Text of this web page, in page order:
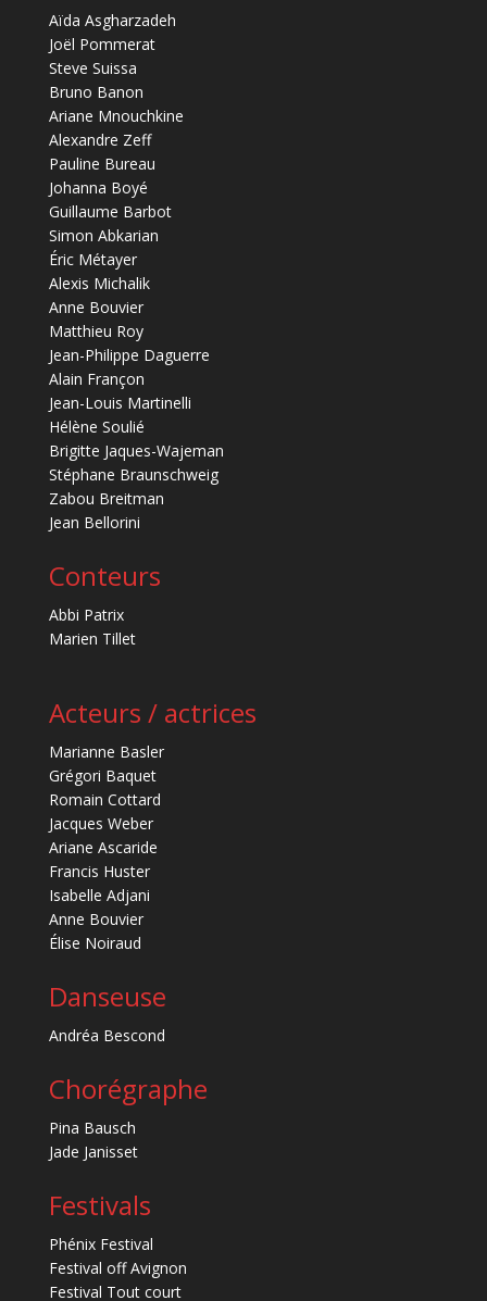
Aïda Asgharzadeh
Joël Pommerat
Steve Suissa
Bruno Banon
Ariane Mnouchkine
Alexandre Zeff
Pauline Bureau
Johanna Boyé
Guillaume Barbot
Simon Abkarian
Éric Métayer
Alexis Michalik
Anne Bouvier
Matthieu Roy
Jean-Philippe Daguerre
Alain Françon
Jean-Louis Martinelli
Hélène Soulié
Brigitte Jaques-Wajeman
Stéphane Braunschweig
Zabou Breitman
Jean Bellorini
Conteurs
Abbi Patrix
Marien Tillet
Acteurs / actrices
Marianne Basler
Grégori Baquet
Romain Cottard
Jacques Weber
Ariane Ascaride
Francis Huster
Isabelle Adjani
Anne Bouvier
Élise Noiraud
Danseuse
Andréa Bescond
Chorégraphe
Pina Bausch
Jade Janisset
Festivals
Phénix Festival
Festival off Avignon
Festival Tout court